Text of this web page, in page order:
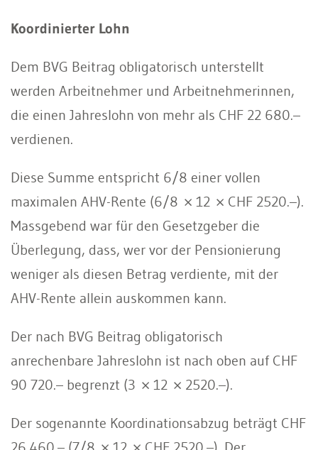
Koordinierter Lohn
Dem BVG Beitrag obligatorisch unterstellt
werden Arbeitnehmer und Arbeitnehmerinnen,
die einen Jahreslohn von mehr als CHF 22 680.–
verdienen.
Diese Summe entspricht 6/8 einer vollen
maximalen AHV-Rente (6/8 × 12 × CHF 2520.–).
Massgebend war für den Gesetzgeber die
Überlegung, dass, wer vor der Pensionierung
weniger als diesen Betrag verdiente, mit der
AHV-Rente allein auskommen kann.
Der nach BVG Beitrag obligatorisch
anrechenbare Jahreslohn ist nach oben auf CHF
90 720.– begrenzt (3 × 12 × 2520.–).
Der sogenannte Koordinationsabzug beträgt CHF